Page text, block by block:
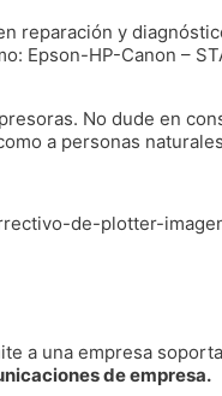
reparación y
Epson-HP-Canon –
No dude en
a personas
a una empresa
de empresa.